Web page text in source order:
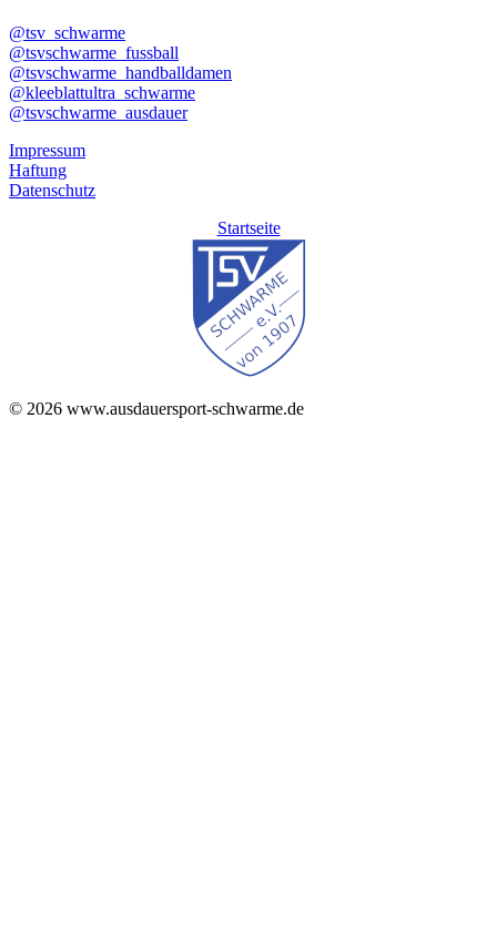
@tsv_schwarme
@tsvschwarme_fussball
@tsvschwarme_handballdamen
@kleeblattultra_schwarme
@tsvschwarme_ausdauer
Impressum
Haftung
Datenschutz
Startseite
© 2026 www.ausdauersport-schwarme.de